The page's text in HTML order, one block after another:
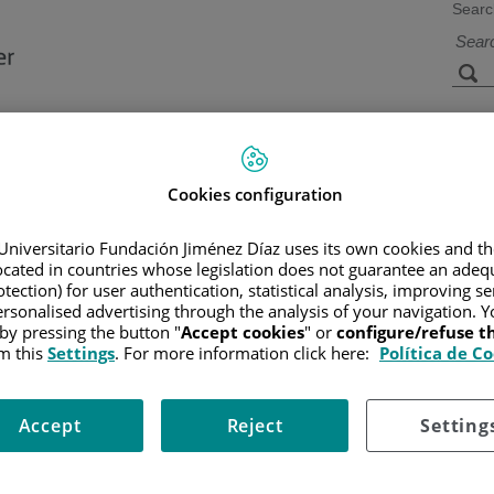
Technology
/PATIENT INFORMATION AND SUPPORT/FUNCTIONAL
DE LA LAM/TRATAMIENTO DE RESCATE
del 5-10% a los 5 años mientras que sin tratamiento la
muy evidente, por lo que una vez que se ha
a depender de: la duración de la primera remisión y de los
régimen que se utilizó previamente en la inducción. Sin
Cookies configuration
Fundación Jiménez Díaz uses its own cookies and
in countries whose legislation does not guarantee an
for user authentication, statistical analysis, improving
advertising through the analysis of your navigation.
pressing the button "Accept cookies" or configure/refuse
thisSettings. For more information click here: Política de
Reject
Accept